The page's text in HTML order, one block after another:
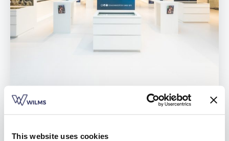
This website uses cookies
Vind een verdeler Offerte op maat
BOEK METEEN EEN